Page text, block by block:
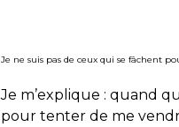
Je ne suis pas de ceux qui se fâchent
Je m’explique : quand
pour tenter de me